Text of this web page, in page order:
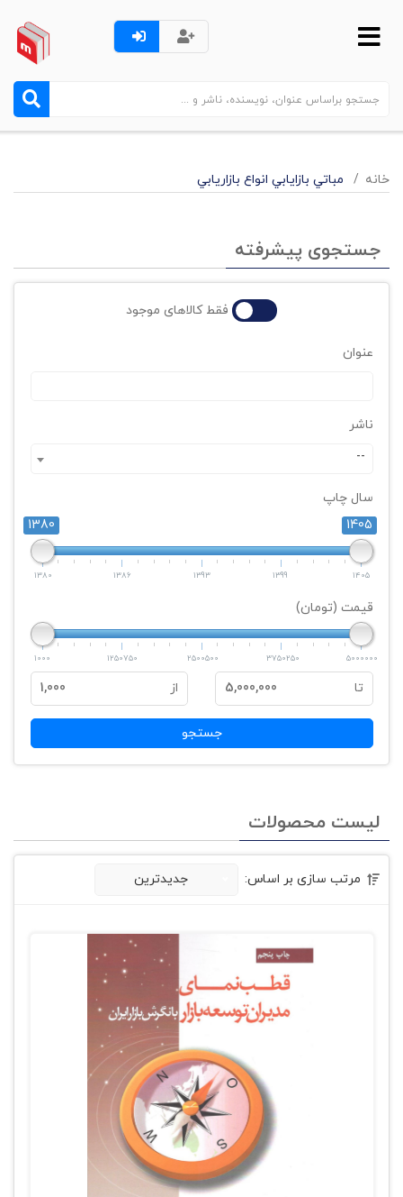
خانه مباتي بازايابي انواع بازاريابي
جستجوی پیشرفته
فقط کالاهای موجود
عنوان
ناشر
--
سال چاپ
1380
1405
1380 1386 1393 1399 1405
قیمت (تومان)
1000 1250750 2500500 3750250 5000000
تا 5,000,000 از 1,000
جستجو
لیست محصولات
مرتب سازی بر اساس: جدیدترین